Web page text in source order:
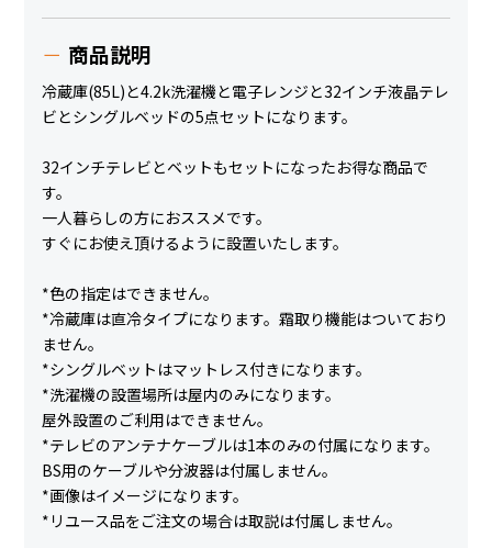
商品説明
冷蔵庫(85L)と4.2k洗濯機と電子レンジと32インチ液晶テレ
ビとシングルベッドの5点セットになります。
32インチテレビとベットもセットになったお得な商品で
す。
一人暮らしの方におススメです。
すぐにお使え頂けるように設置いたします。
*色の指定はできません。
*冷蔵庫は直冷タイプになります。霜取り機能はついており
ません。
*シングルベットはマットレス付きになります。
*洗濯機の設置場所は屋内のみになります。
屋外設置のご利用はできません。
*テレビのアンテナケーブルは1本のみの付属になります。
BS用のケーブルや分波器は付属しません。
*画像はイメージになります。
*リユース品をご注文の場合は取説は付属しません。